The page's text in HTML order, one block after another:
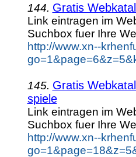
144. Gratis
Link eintragen im
Suchbox fuer Ihre
http://www.xn--
145. Gratis
spiele
Link eintragen im
Suchbox fuer Ihre
http://www.xn--